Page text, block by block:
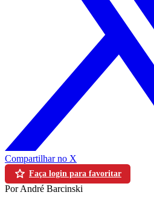
Compartilhar no X
Faça login para favoritar
Por André Barcinski